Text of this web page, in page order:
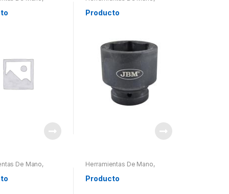
Otros
Herramientas Otros
Producto
De Mano,
Otros
Herramientas De Mano,
Herramientas Otros
Producto